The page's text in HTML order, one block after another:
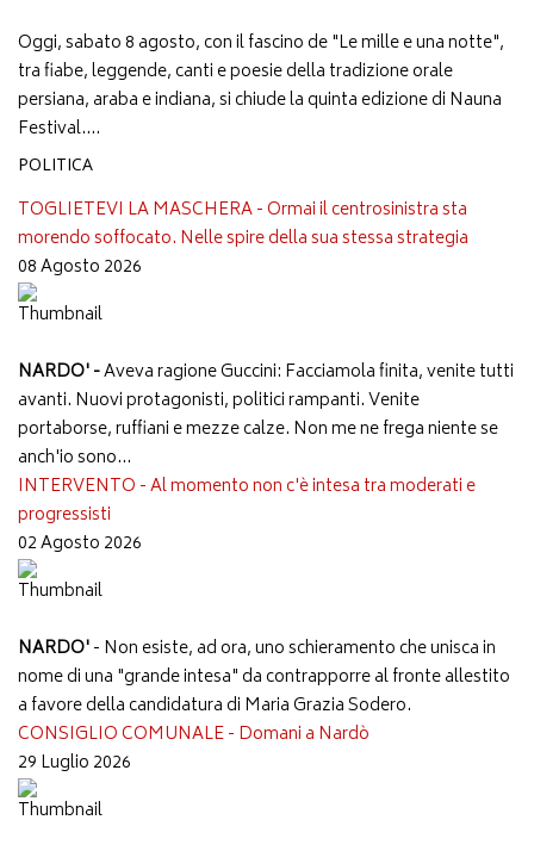
Oggi, sabato 8 agosto, con il fascino de "Le mille e una notte",
tra fiabe, leggende, canti e poesie della tradizione orale
persiana, araba e indiana, si chiude la quinta edizione di Nauna
Festival....
POLITICA
TOGLIETEVI LA MASCHERA - Ormai il centrosinistra sta
morendo soffocato. Nelle spire della sua stessa strategia
08 Agosto 2026
NARDO' -Aveva ragione Guccini: Facciamola finita, venite tutti
avanti. Nuovi protagonisti, politici rampanti. Venite
portaborse, ruffiani e mezze calze. Non me ne frega niente se
anch'io sono...
INTERVENTO - Al momento non c'è intesa tra moderati e
progressisti
02 Agosto 2026
NARDO'- Non esiste, ad ora, uno schieramento che unisca in
nome di una "grande intesa" da contrapporre al fronte allestito
a favore della candidatura di Maria Grazia Sodero.
CONSIGLIO COMUNALE - Domani a Nardò
29 Luglio 2026